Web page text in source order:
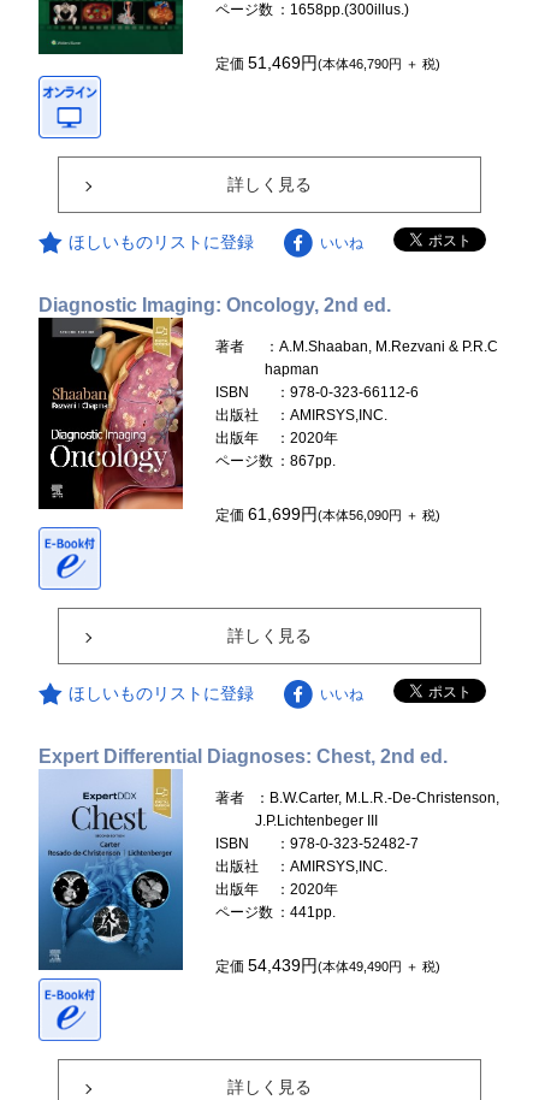
ページ数 ：1658pp.(300illus.)
定価51,469円(本体46,790円 ＋ 税)
詳しく見る
ほしいものリストに登録 いいね
Diagnostic Imaging: Oncology, 2nd ed.
著者
：A.M.Shaaban, M.Rezvani & P.R.C
hapman
ISBN
：978-0-323-66112-6
出版社
：AMIRSYS,INC.
出版年
：2020年
ページ数 ：867pp.
定価61,699円(本体56,090円 ＋ 税)
詳しく見る
ほしいものリストに登録 いいね
Expert Differential Diagnoses: Chest, 2nd ed.
著者
：B.W.Carter, M.L.R.-De-Christenson,
J.P.Lichtenbeger III
ISBN
：978-0-323-52482-7
出版社
：AMIRSYS,INC.
出版年
：2020年
ページ数 ：441pp.
定価54,439円(本体49,490円 ＋ 税)
詳しく見る